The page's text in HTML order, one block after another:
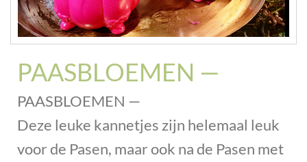
PAASBLOEMEN —
PAASBLOEMEN —
Deze leuke kannetjes zijn helemaal leuk
voor de Pasen, maar ook na de Pasen met